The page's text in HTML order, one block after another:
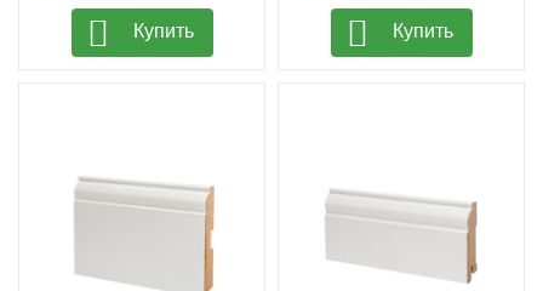
Купить Купить